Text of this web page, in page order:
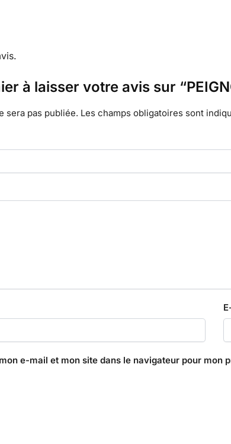
à laisser votre avis sur
sera pas publiée. Les champs obligatoires sont
e-mail et mon site dans le navigateur pour mon